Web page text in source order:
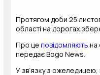
Протягом доби 25
області на дорогах
Про цеповідомляють на
передає Bogo News.
У зв’язку з ожеледицею,